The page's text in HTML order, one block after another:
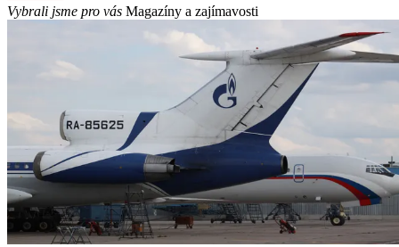
Vybrali jsme pro vás Magazíny a zajímavosti